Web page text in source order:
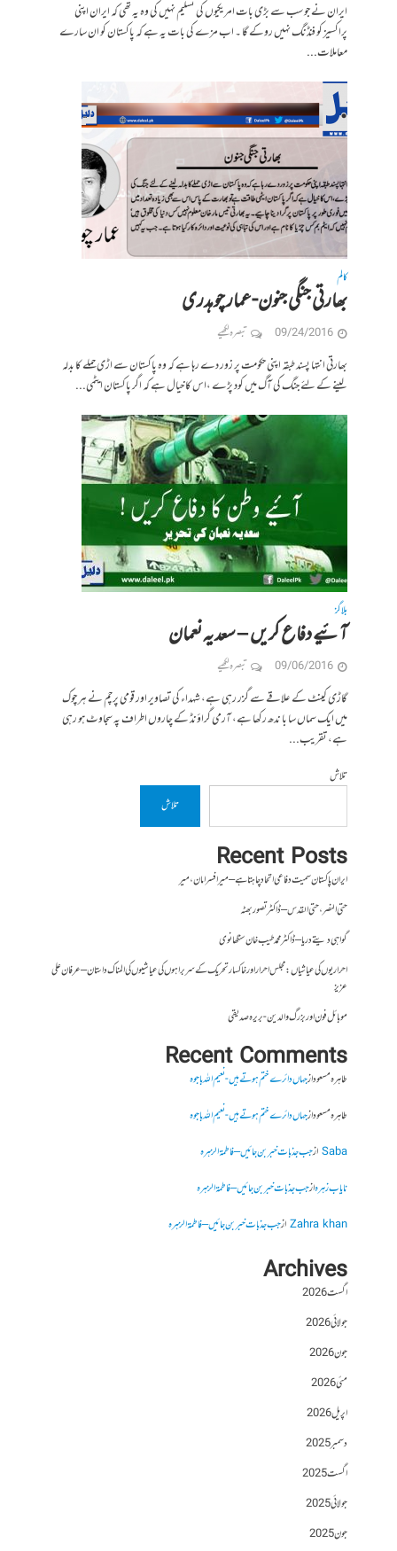
ایران نے جو سب سے بڑی بات امریکیوں کی تسلیم نہیں کی وہ یہ تھی کہ ایران اپنی
پراکسیز کو فنڈنگ نہیں روکے گا ۔ اب مزے کی بات یہ ہے کہ پاکستان کو ان سارے
معاملات...
کالم
بھارتی جنگی جنون-عمار چوہدری
09/24/2016 تبصرہ لکھیے
بھارتی انتہا پسند طبقہ اپنی حکومت پر زور دے رہا ہے کہ وہ پاکستان سے اڑی حملے کا بدلہ
لینے کے لئے جنگ کی آگ میں کود پڑے ،اس کا خیال ہے کہ اگر پاکستان ایٹمی...
بلاگز
آئیے دفاع کریں – سعدیہ نعمان
09/06/2016 تبصرہ لکھیے
گاڑی کینٹ کے علاقے سے گزر رہی ہے، شہداء کی تصاویر اور قومی پرچم نے ہر چوک
میں ایک سماں سا با ندھ رکھا ہے، آرمی گراؤنڈ کے چاروں اطراف پہ سجاوٹ ہو رہی
ہے، تقریب...
تلاش
تلاش
Recent Posts
ایران پاکستان سمیت دفاعی اتحاد چاہتا ہے – میر افسر امان،میر
حتی النصر ، حتی القدس – ڈاکٹر تصور بھٹہ
گواہی دیتے دریا – ڈاکٹر محمد طیب خان سنگھانوی
احراریوں کی عیاشیاں : مجلس احرار اور خاکسار تحریک کے سربراہوں کی عیاشیوں کی المناک داستان – عرفان علی
عزیز
موبائل فون اور بزرگ والدین- بریرہ صدیقی
Recent Comments
طاہرہ مسعودازجہاں دائرے ختم ہوتے ہیں- نعیم اللہ باجوہ
طاہرہ مسعودازجہاں دائرے ختم ہوتے ہیں- نعیم اللہ باجوہ
Sabaازجب جذبات خبر بن جائیں – فاطمۃالزہرہ
نایاب زہرہازجب جذبات خبر بن جائیں – فاطمۃالزہرہ
Zahra khanازجب جذبات خبر بن جائیں – فاطمۃالزہرہ
Archives
اگست 2026
جولائی 2026
جون 2026
مئی 2026
اپریل 2026
دسمبر 2025
اگست 2025
جولائی 2025
جون 2025